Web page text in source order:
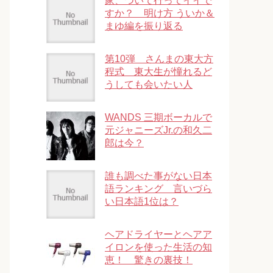
すか？ 明け方 ういか＆
まゆ編を振り返る
第10弾 さんまの東大方
程式 東大生が憧れるど
うしても会いたい人
WANDS 三期ボーカルで
元ジャニーズJr.の和久二
郎は今？
誰も調べた事がない日本
語ランキング 言いづら
い日本語1位は？
ヘアドライヤーとヘアア
イロンを使った生活の知
恵！ 驚きの裏技！